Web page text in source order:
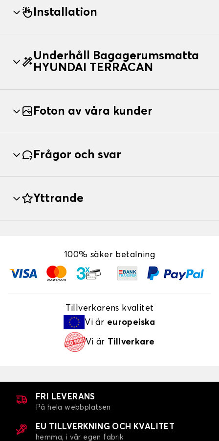
Installation
Underhåll Bagagerumsmatta
HYUNDAI TERRACAN
Foton av våra kunder
Frågor och svar
Yttrande
100% säker betalning
Tillverkarens kvalitet
Vi är europeiska
Vi är Tillverkare
FRI LEVERANS
På hela webbplatsen
EU TILLVERKNING OCH KVALITET
hemma, i vår egen fabrik